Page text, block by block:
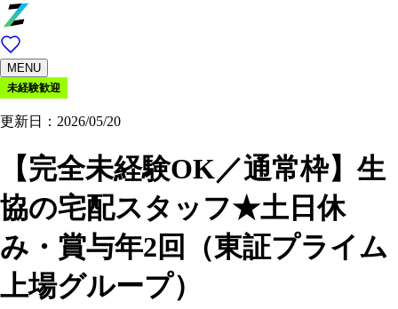
MENU
未経験歓迎
更新日：2026/05/20
【完全未経験OK／通常枠】生
協の宅配スタッフ★土日休
み・賞与年2回（東証プライム
上場グループ）